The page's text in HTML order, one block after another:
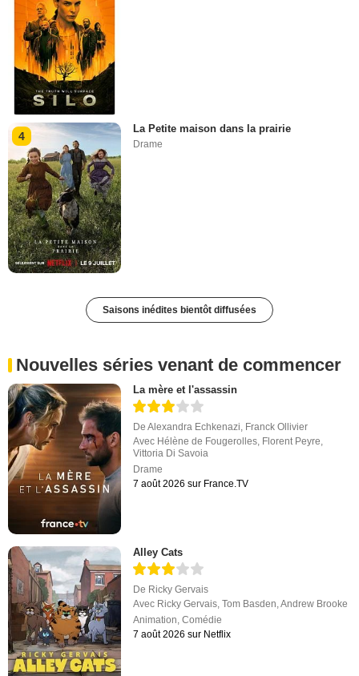
4
La Petite maison dans la prairie
Drame
Saisons inédites bientôt diffusées
Nouvelles séries venant de commencer
La mère et l'assassin
DeAlexandra Echkenazi, Franck Ollivier
Avec Hélène de Fougerolles, Florent Peyre,
Vittoria Di Savoia
Drame
7 août 2026 sur France.TV
Alley Cats
De Ricky Gervais
Avec Ricky Gervais,Tom Basden,Andrew Brooke
Animation,Comédie
7 août 2026 sur Netflix